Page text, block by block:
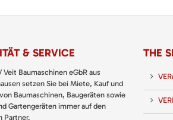
& SERVICE
Veit Baumaschinen eGbR aus
setzen Sie bei Miete, Kauf und
Baumaschinen, Baugeräten sowie
Gartengeräten immer auf den
Partner.
THE